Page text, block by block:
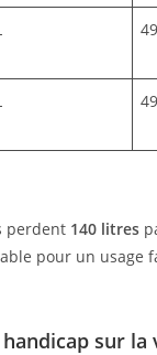
perdent 140 litres
pour un usage
sur la